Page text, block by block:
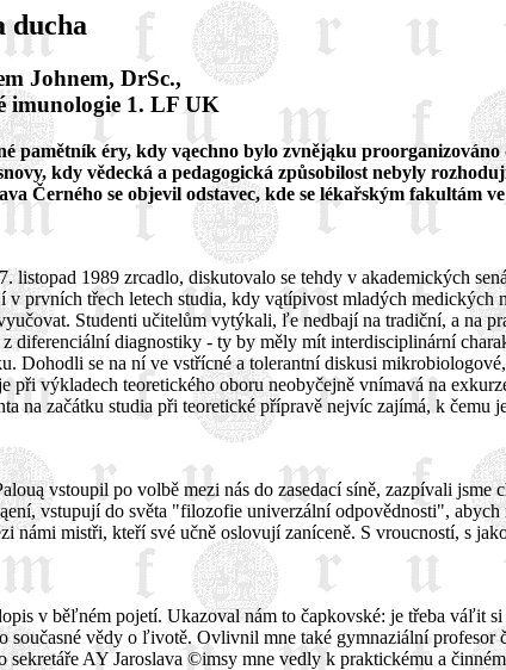
ducha
Johnem, DrSc.,
imunologie 1. LF UK
pamětník éry, kdy vąechno bylo zvnějąku
kdy vědecká a pedagogická způsobilost nebyly
Černého se objevil odstavec, kde se lékařským fakultám
1989 zrcadlo, diskutovalo se tehdy v akademických
prvních třech letech studia, kdy vątípivost mladých medických
Studenti učitelům vytýkali, ľe nedbají na tradiční, a na
diferenciální diagnostiky - ty by měly mít interdisciplinární
Dohodli se na ní ve vstřícné a tolerantní diskusi
výkladech teoretického oboru neobyčejně vnímavá na
na začátku studia při teoretické přípravě nejvíc zajímá, k čemu
vstoupil po volbě mezi nás do zasedací síně, zazpívali jsme
vstupují do světa "filozofie univerzální odpovědnosti",
námi mistři, kteří své učně oslovují zaníceně. S vroucností, s
v běľném pojetí. Ukazoval nám to čapkovské: je třeba váľit
vědy o ľivotě. Ovlivnil mne také gymnaziální profesor
AY Jaroslava ©imsy mne vedly k praktickému a